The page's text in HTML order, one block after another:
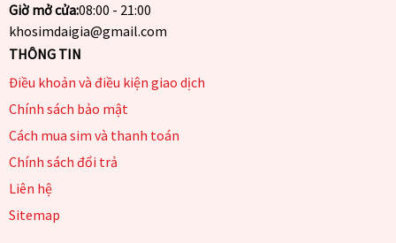
Giờ mở cửa:08:00 - 21:00
khosimdaigia@gmail.com
THÔNG TIN
Điều khoản và điều kiện giao dịch
Chính sách bảo mật
Cách mua sim và thanh toán
Chính sách đổi trả
Liên hệ
Sitemap